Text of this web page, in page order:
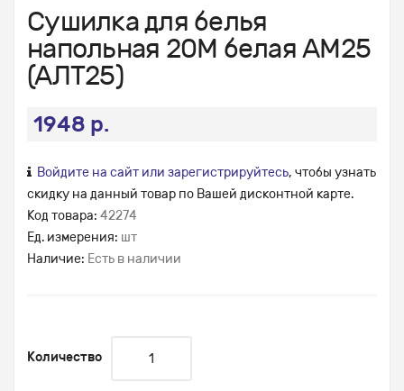
Сушилка для белья
напольная 20М белая АМ25
(АЛТ25)
1948 р.
Войдите на сайт или зарегистрируйтесь, чтобы узнать
скидку на данный товар по Вашей дисконтной карте.
Код товара: 42274
Ед. измерения: шт
Наличие: Есть в наличии
Количество